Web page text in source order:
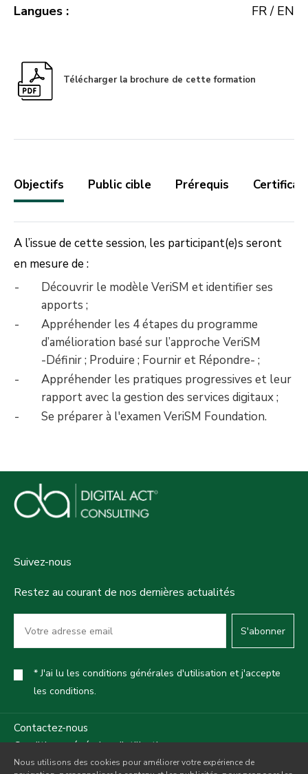
Langues :
FR / EN
Télécharger la brochure de cette formation
Objectifs Public cible Prérequis
A l’issue de cette session, les participant(e)s seront
en mesure de :
Découvrir le modèle VeriSM et identifier ses
apports ;
Appréhender les 4 étapes du programme
d’amélioration basé sur l’approche VeriSM
-Définir ; Produire ; Fournir et Répondre- ;
Appréhender les pratiques progressives et leur
rapport avec la gestion des services digitaux ;
Se préparer à l'examen VeriSM Foundation.
Suivez-nous
Restez au courant de nos dernières actualités
S'abonner
* J'ai lu les conditions générales d'utilisation et j'accepte
les conditions.
Contactez-nous
Conditions générales d'utilisation
Politique de confidentialité
Nous utilisons des cookies pour améliorer votre expérience de